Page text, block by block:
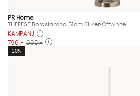
PR Home
THERESE Bordslampa 51cm Silver/Offwhite
KAMPANJ
796 :- 995 :-
20%